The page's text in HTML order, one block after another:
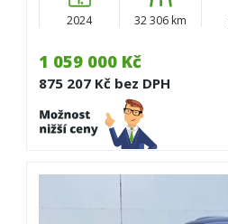
1 059 000 Kč
875 207 Kč bez DPH
2024 32 306 km